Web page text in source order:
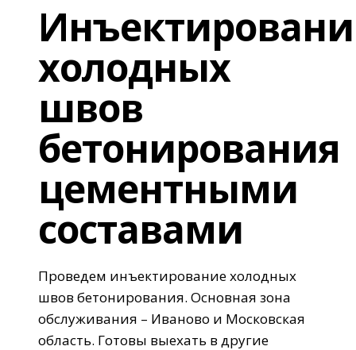
холодных
швов
бетонирования
цементными
составами
Проведем инъектирование холодных
швов бетонирования. Основная зона
обслуживания – Иваново и Московская
область. Готовы выехать в другие